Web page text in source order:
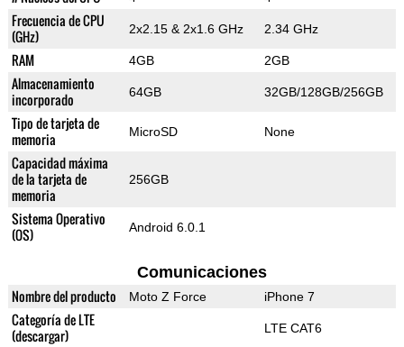
Frecuencia de CPU
(GHz)
2x2.15 & 2x1.6 GHz 2.34 GHz
RAM 4GB 2GB
Almacenamiento
incorporado
64GB 32GB/128GB/256GB
Tipo de tarjeta de
memoria
MicroSD None
Capacidad máxima
de la tarjeta de
memoria
256GB
Sistema Operativo
(OS)
Android 6.0.1
Comunicaciones
Nombre del producto Moto Z Force iPhone 7
Categoría de LTE
(descargar)
LTE CAT6